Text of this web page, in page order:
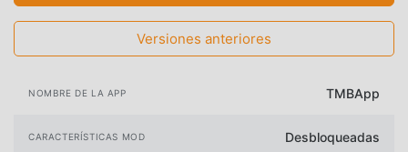
Versiones anteriores
NOMBRE DE LA APP TMBApp
CARACTERÍSTICAS MOD Desbloqueadas